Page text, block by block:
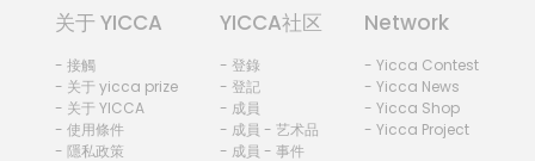
关于 YICCA
- 接觸
- 关于 yicca prize
- 关于 YICCA
- 使用條件
- 隱私政策
YICCA社区
- 登錄
- 登記
- 成員
- 成員 - 艺术品
- 成員 - 事件
Network
- Yicca Contest
- Yicca News
- Yicca Shop
- Yicca Project